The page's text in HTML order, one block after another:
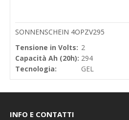
SONNENSCHEIN 4OPZV295
Tensione in Volts: 2
Capacità Ah (20h): 294
Tecnologia:
GEL
INFO E CONTATTI